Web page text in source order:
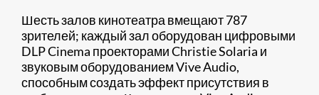
Шесть залов кинотеатра вмещают 787
зрителей; каждый зал оборудован цифровыми
DLP Cinema проекторами Christie Solaria и
звуковым оборудованием Vive Audio,
способным создать эффект присутствия в